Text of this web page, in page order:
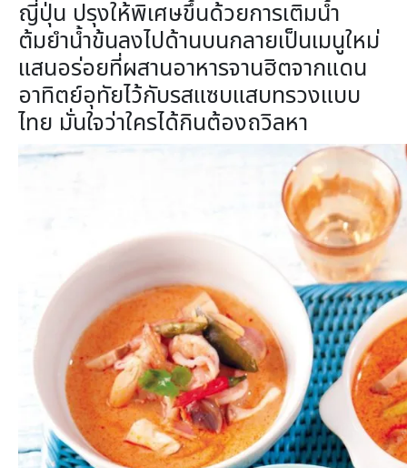
ญี่ปุ่น ปรุงให้พิเศษขึ้นด้วยการเติมน้ำ
ต้มยำน้ำข้นลงไปด้านบนกลายเป็นเมนูใหม่
แสนอร่อยที่ผสานอาหารจานฮิตจากแดน
อาทิตย์อุทัยไว้กับรสแซบแสบทรวงแบบ
ไทย มั่นใจว่าใครได้กินต้องถวิลหา